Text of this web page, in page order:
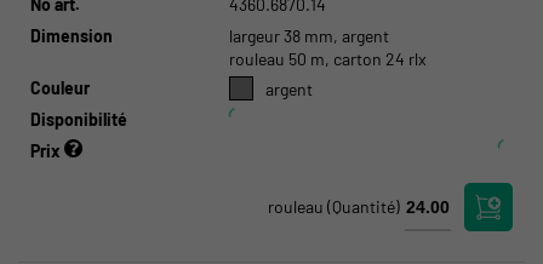
No art.
4360.6870.14
Dimension
largeur 38 mm, argent
rouleau 50 m, carton 24 rlx
Couleur
argent
Disponibilité
Prix
rouleau (Quantité)